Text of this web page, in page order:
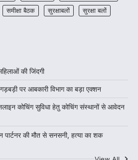
समीक्षा बैठक सुरक्षाबलों
सुरक्षा बलों
की जिंदगी
पर आबकारी विभाग का बड़ा एक्शन
कोचिंग सुविधा हेतु कोचिंग संस्थानों से आवेदन
पार्टनर की मौत से सनसनी, हत्या का शक